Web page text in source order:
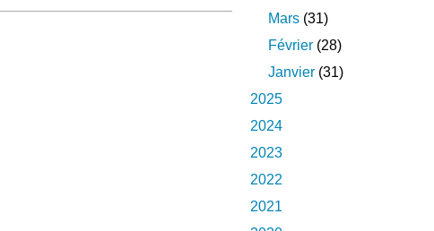
Mars (31)
Février (28)
Janvier (31)
2025
2024
2023
2022
2021